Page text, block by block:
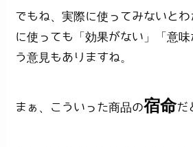
でもね、実際に使ってみないと
に使っても「効果がない」「意
う意見もありますね。
まぁ、こういった商品の宿命だ